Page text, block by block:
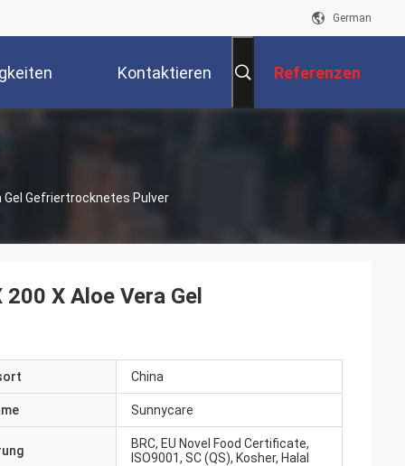
German
Kontaktieren Referenzen
Gel Gefriertrocknetes Pulver
X Aloe Vera Gel
China
Sunnycare
BRC, EU Novel Food Certificate,
ISO9001, SC (QS), Kosher, Halal